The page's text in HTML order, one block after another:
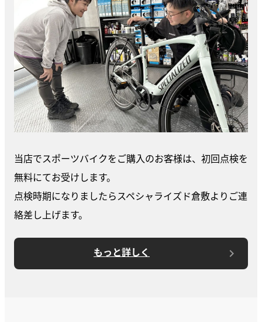
当店でスポーツバイクをご購入のお客様は、初回点検を
無料にてお受けします。
点検時期になりましたらスペシャライズド倉敷よりご連
絡差し上げます。
もっと詳しく